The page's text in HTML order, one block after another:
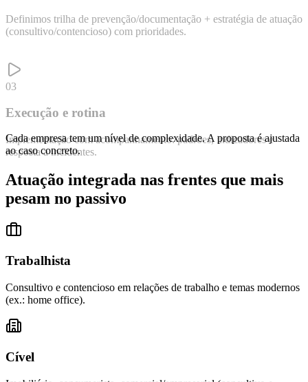
Definimos trilha de prevenção/documentação + estratégia de atuação
(consultivo/contencioso) com prioridades.
03
Execução e rotina
Implementação com acompanhamento: padrões, indicadores e
resposta a incidentes.
Cada empresa tem um nível de complexidade. A proposta é ajustada
ao caso concreto.
Atuação integrada nas frentes que mais
pesam no passivo
Trabalhista
Consultivo e contencioso em relações de trabalho e temas modernos
(ex.: home office).
Cível